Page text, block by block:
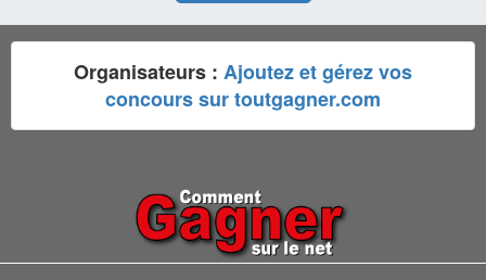
Organisateurs : Ajoutez et gérez vos
concours sur toutgagner.com